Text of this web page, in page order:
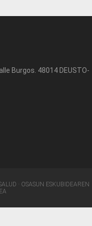
Burgos. 48014 DEUSTO-
· OSASUN ESKUBIDEAREN